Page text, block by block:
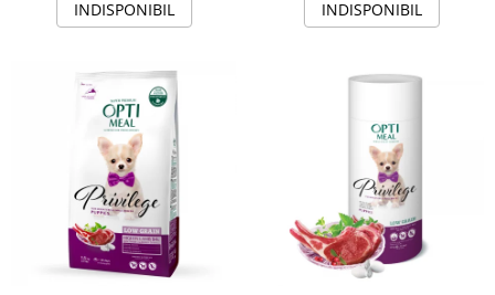
INDISPONIBIL INDISPONIBIL